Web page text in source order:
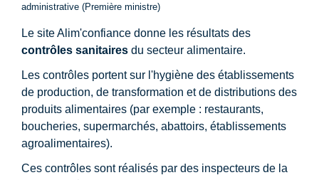
administrative (Première ministre)
Le site Alim'confiance donne les résultats des
contrôles sanitaires du secteur alimentaire.
Les contrôles portent sur l'hygiène des établissements
de production, de transformation et de distributions des
produits alimentaires (par exemple : restaurants,
boucheries, supermarchés, abattoirs, établissements
agroalimentaires).
Ces contrôles sont réalisés par des inspecteurs de la